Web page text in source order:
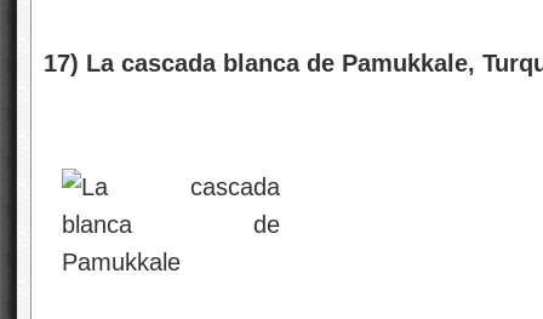
17) La cascada blanca de Pamukkale,